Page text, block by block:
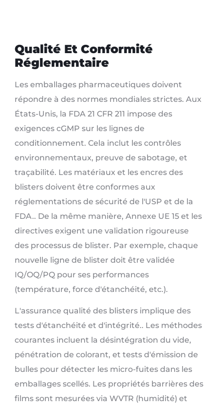
Qualité Et Conformité
Réglementaire
Les emballages pharmaceutiques doivent
répondre à des normes mondiales strictes. Aux
États-Unis, la FDA 21 CFR 211 impose des
exigences cGMP sur les lignes de
conditionnement. Cela inclut les contrôles
environnementaux, preuve de sabotage, et
traçabilité. Les matériaux et les encres des
blisters doivent être conformes aux
réglementations de sécurité de l'USP et de la
FDA.. De la même manière, Annexe UE 15 et les
directives exigent une validation rigoureuse
des processus de blister. Par exemple, chaque
nouvelle ligne de blister doit être validée
IQ/OQ/PQ pour ses performances
(température, force d'étanchéité, etc.).
L'assurance qualité des blisters implique des
tests d'étanchéité et d'intégrité.. Les méthodes
courantes incluent la désintégration du vide,
pénétration de colorant, et tests d'émission de
bulles pour détecter les micro-fuites dans les
emballages scellés. Les propriétés barrières des
films sont mesurées via WVTR (humidité) et